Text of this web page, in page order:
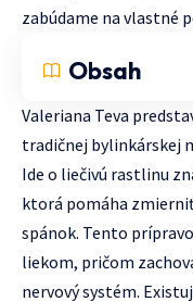
zabúdame na vlastné
Obsah
Valeriana Teva
tradičnej bylinkárskej
Ide o liečivú rastlinu
ktorá pomáha
spánok. Tento
liekom, pričom
nervový systém.